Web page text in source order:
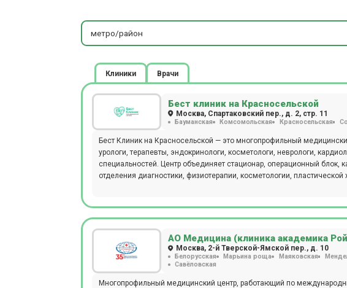
метро/район
Клиники Врачи
Бест клиник на Красносельской
Москва, Спартаковский пер., д. 2, стр. 11
Бауманская Комсомольская Красносельская
Бест Клиник на Красносельской — это многопрофильный
урологи, терапевты, эндокринологи, косметологи, неврологи,
специальностей. Центр объединяет стационар, операционный блок,
отделения диагностики, физиотерапии, косметологии, пластической
взрослую). В диагностическом отделении можно пройти КТ, МРТ
- аппарат ИВЛ Dixion, LigaSure, PLASMAJET, хирургическая
Karl Storz, лапароскопическая 3D-стойка Olympus, наркозный
на томографе SIEMENS SOMATOM go.Up. Магнитно-резонансная
MAGNETOM ALTEA 1.5T, рентген - на аппарате GE Brivo XR 575.
КТ-снимок зубов можно сделать на томографе Planmeca ProMax 3D
лазеры CandelaCO2RE и GentlemaxPRO, аппарат Morpheus 8,
Красносельской работает 24/7
АО Медицина (клиника академика
Москва, 2-й Тверской-Ямской пер., д. 10
Белорусская Марьина роща Маяковская
Савёловская
Многопрофильный медицинский центр, работающий по